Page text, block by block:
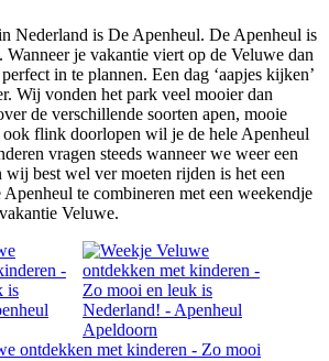
Nederland is De Apenheul. De Apenheul is
Wanneer je vakantie viert op de Veluwe dan
in te plannen. Een dag ‘aapjes kijken’
Wij vonden het park veel mooier dan
de verschillende soorten apen, mooie
ook flink doorlopen wil je de hele Apenheul
vragen steeds wanneer we weer een
wij best wel ver moeten rijden is het een
Apenheul te combineren met een weekendje
Veluwe.